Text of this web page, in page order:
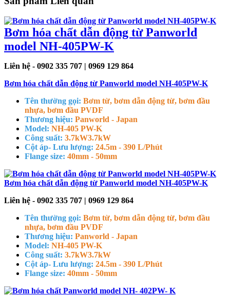
Bơm hóa chất dẫn động từ Panworld
model NH-405PW-K
Liên hệ - 0902 335 707 | 0969 129 864
Bơm hóa chất dẫn động từ Panworld model NH-405PW-K
Tên thường gọi: Bơm từ, bơm dẫn động từ, bơm đầu
nhựa, bơm đầu PVDF
Thương hiệu: Panworld - Japan
Model: NH-405 PW-K
Công suất: 3.7kW3.7kW
Cột áp- Lưu lượng: 24.5m - 390 L/Phút
Flange size: 40mm - 50mm
Bơm hóa chất dẫn động từ Panworld model NH-405PW-K
Liên hệ - 0902 335 707 | 0969 129 864
Tên thường gọi: Bơm từ, bơm dẫn động từ, bơm đầu
nhựa, bơm đầu PVDF
Thương hiệu: Panworld - Japan
Model: NH-405 PW-K
Công suất: 3.7kW3.7kW
Cột áp- Lưu lượng: 24.5m - 390 L/Phút
Flange size: 40mm - 50mm